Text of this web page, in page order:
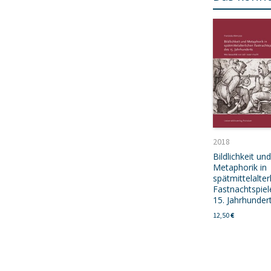
2018
Bildlichkeit und
Metaphorik in
15.
12,50€